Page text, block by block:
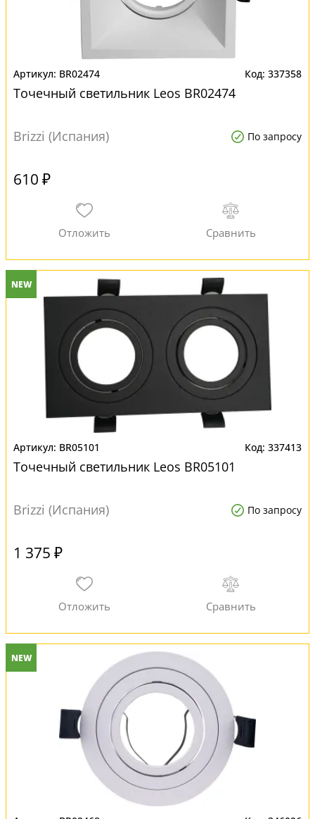
BR02474 337358
Точечный светильник Leos BR02474
Brizzi (Испания) По запросу
610 ₽
NEW
BR05101 337413
Точечный светильник Leos BR05101
Brizzi (Испания) По запросу
1 375 ₽
NEW